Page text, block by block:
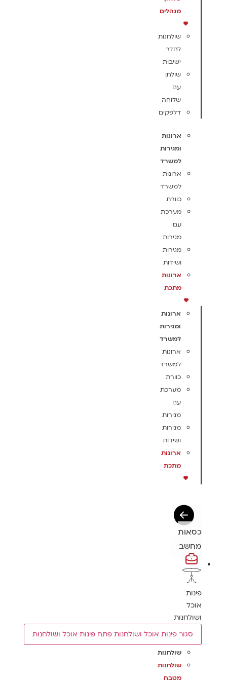
מנהלים
שולחנות
לחדר
ישיבות
שולחן
עם
שלוחה
דלפקים
ארונות
ומגירות
למשרד
ארונות
למשרד
כוורת
מערכת
עם
מגירות
מגירות
ושידות
ארונות
מתכת
ארונות
ומגירות
למשרד
ארונות
למשרד
כוורת
מערכת
עם
מגירות
מגירות
ושידות
ארונות
מתכת
כסאות
מחשב
פינות
אוכל
ושולחנות
סגור פינות אוכל ושולחנות פתח פינות אוכל ושולחנות
שולחנות
שולחנות
מטבח